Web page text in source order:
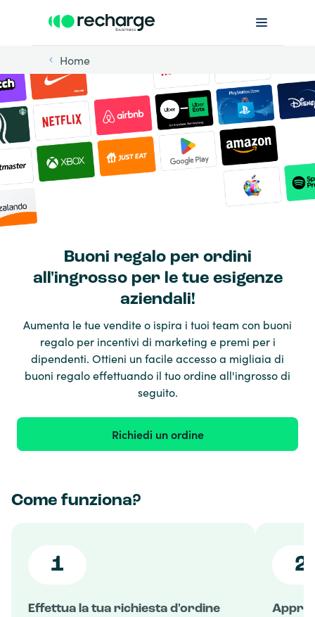
Home
Buoni regalo per ordini
all'ingrosso per le tue esigenze
aziendali!
Aumenta le tue vendite o ispira i tuoi team con buoni
regalo per incentivi di marketing e premi per i
dipendenti. Ottieni un facile accesso a migliaia di
buoni regalo effettuando il tuo ordine all'ingrosso di
seguito.
Richiedi un ordine
Come funziona?
1
Effettua la tua richiesta d'ordine
2